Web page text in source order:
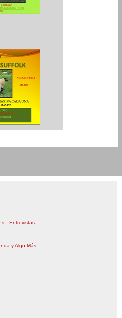
Entrevistas
y Algo Más